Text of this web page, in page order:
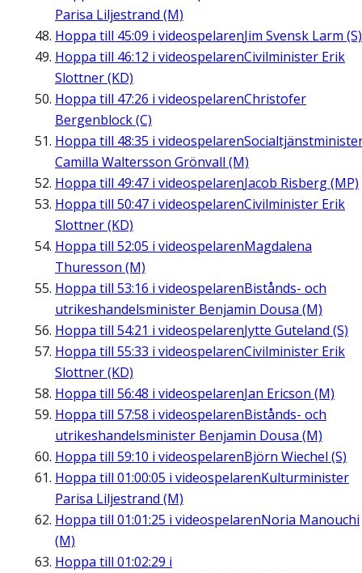
Parisa Liljestrand (M)
Hoppa till 45:09 i videospelarenJim Svensk Larm (S)
Hoppa till 46:12 i videospelarenCivilminister Erik
Slottner (KD)
Hoppa till 47:26 i videospelarenChristofer
Bergenblock (C)
Hoppa till 48:35 i videospelaren
Camilla Waltersson Grönvall (M)
Hoppa till 49:47 i videospelarenJacob Risberg (MP)
Hoppa till 50:47 i videospelarenCivilminister Erik
Slottner (KD)
Hoppa till 52:05 i videospelarenMagdalena
Thuresson (M)
Hoppa till 53:16 i videospelarenBistånds- och
utrikeshandelsminister Benjamin Dousa (M)
Hoppa till 54:21 i videospelarenJytte Guteland (S)
Hoppa till 55:33 i videospelarenCivilminister Erik
Slottner (KD)
Hoppa till 56:48 i videospelarenJan Ericson (M)
Hoppa till 57:58 i videospelarenBistånds- och
utrikeshandelsminister Benjamin Dousa (M)
Hoppa till 59:10 i videospelarenBjörn Wiechel (S)
Hoppa till 01:00:05 i videospelarenKulturminister
Parisa Liljestrand (M)
Hoppa till 01:01:25 i videospelarenNoria Manouchi
(M)
Hoppa till 01:02:29 i